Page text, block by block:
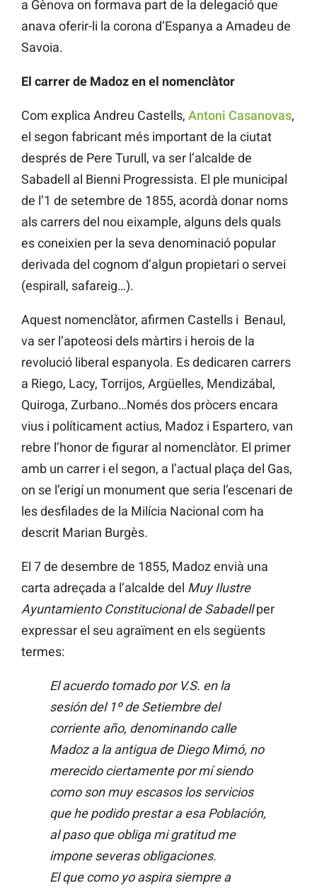
a Gènova on formava part de la delegació que
anava oferir-li la corona d’Espanya a Amadeu de
Savoia.
El carrer de Madoz en el nomenclàtor
Com explica Andreu Castells, Antoni Casanovas,
el segon fabricant més important de la ciutat
després de Pere Turull, va ser l’alcalde de
Sabadell al Bienni Progressista. El ple municipal
de l’1 de setembre de 1855, acordà donar noms
als carrers del nou eixample, alguns dels quals
es coneixien per la seva denominació popular
derivada del cognom d’algun propietari o servei
(espirall, safareig…).
Aquest nomenclàtor, afirmen Castells i Benaul,
va ser l’apoteosi dels màrtirs i herois de la
revolució liberal espanyola. Es dedicaren carrers
a Riego, Lacy, Torrijos, Argüelles, Mendizábal,
Quiroga, Zurbano…Només dos pròcers encara
vius i políticament actius, Madoz i Espartero, van
rebre l’honor de figurar al nomenclàtor. El primer
amb un carrer i el segon, a l’actual plaça del Gas,
on se l’erigí un monument que seria l’escenari de
les desfilades de la Milícia Nacional com ha
descrit Marian Burgès.
El 7 de desembre de 1855, Madoz envià una
carta adreçada a l’alcalde del Muy Ilustre
Ayuntamiento Constitucional de Sabadellper
expressar el seu agraïment en els següents
termes:
El acuerdo tomado por V.S. en la
sesión del 1º de Setiembre del
corriente año, denominando calle
Madoz a la antigua de Diego Mimó, no
merecido ciertamente por mí siendo
como son muy escasos los servicios
que he podido prestar a esa Población,
al paso que obliga mi gratitud me
impone severas obligaciones.
El que como yo aspira siempre a